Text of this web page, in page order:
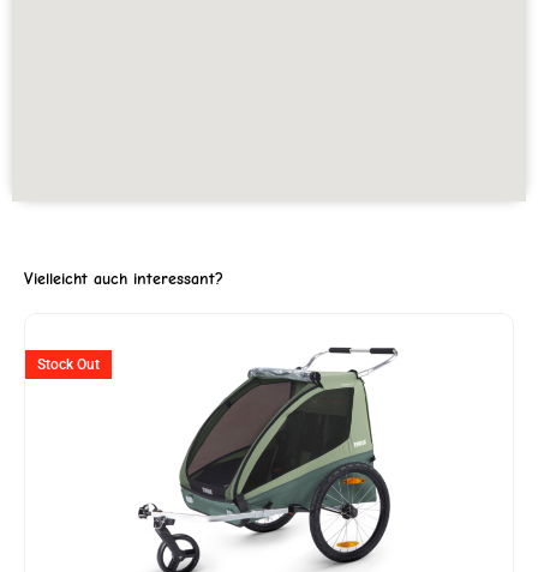
Vielleicht auch interessant?
Stock Out
Ursprünglicher
Preis
war:
CHF 619